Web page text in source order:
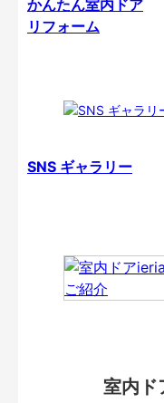
かんたん室内ドア
リフォーム
SNS ギャラリー
室内ド